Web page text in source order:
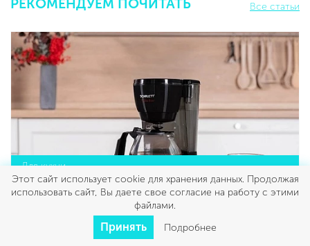
РЕКОМЕНДУЕМ ПОЧИТАТЬ Все статьи
Для кухни
Насыщенный кофе в кофеварке капельного
Этот сайт использует cookie для хранения данных. Продолжая
использовать сайт, Вы даете свое согласие на работу с этими
файлами.
Принять Подробнее